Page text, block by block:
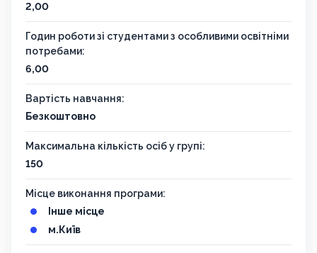
2,00
Годин роботи зі студентами з особливими освітніми
потребами:
6,00
Вартість навчання:
Безкоштовно
Максимальна кількість осіб у групі:
150
Місце виконання програми:
Інше місце
м.Київ